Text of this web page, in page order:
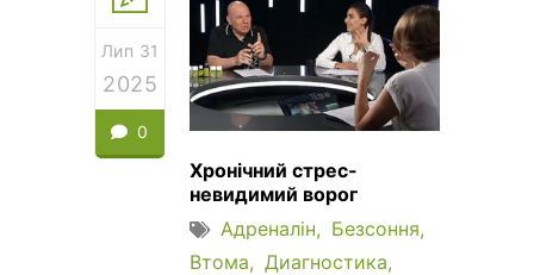
Лип 31
2025
0
Хронічний стрес-
невидимий ворог
Адреналін
Безсоння
Втома
Диагностика